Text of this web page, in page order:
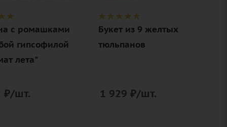
с ромашками
гипсофилой
лета"
₽/шт.
упаковка
Букет из 9 желтых
тюльпанов
1 929 ₽/шт.